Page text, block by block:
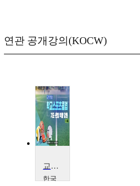
연관 공개강의(KOCW)
교원 맞춤형 학교스포츠클럽 지도·운영 역량 강화
한국